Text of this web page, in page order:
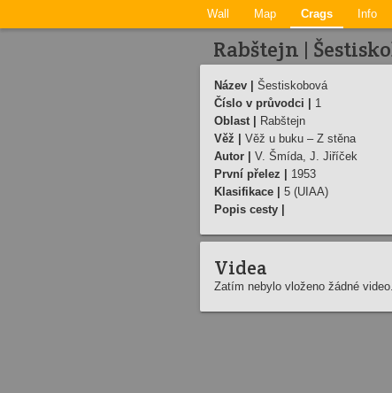
Wall Map Crags Info
Rabštejn |
Název |
Šestiskobová
Číslo v průvodci |
1
Oblast |
Rabštejn
Věž |
Věž u buku – Z stěna
Autor |
V. Šmída, J. Jiříček
První přelez |
1953
Klasifikace |
5 (UIAA)
Popis cesty |
Videa
Zatím nebylo vloženo žádné video.